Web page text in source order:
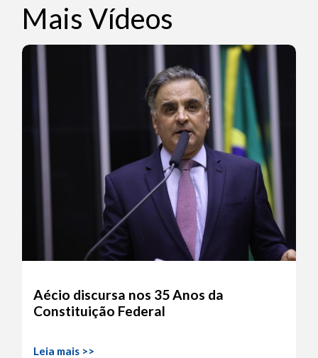
Mais Vídeos
Aécio discursa nos 35 Anos da
Constituição Federal
Leia mais >>